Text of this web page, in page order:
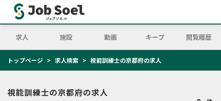
求人 施設 動画 キープ 閲覧履歴
トップページ 求人検索 視能訓練士の京都府の求人
視能訓練士の京都府の求人